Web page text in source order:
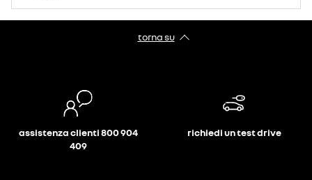
torna su
assistenza clienti 800 904
409
richiedi un test drive